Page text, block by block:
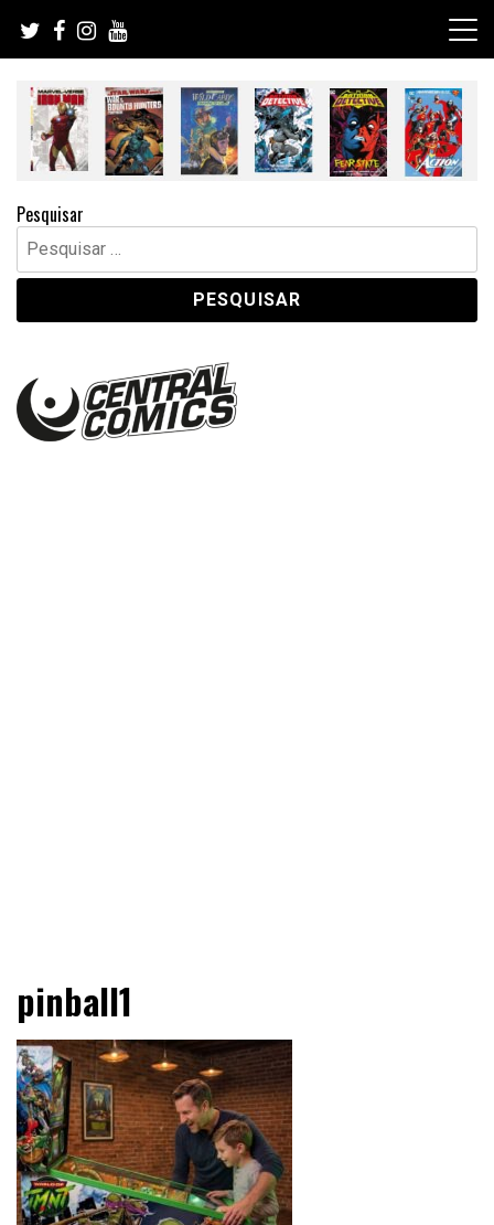
content
Pesquisar
Pesquisar
por:
Central Comics
pinball1